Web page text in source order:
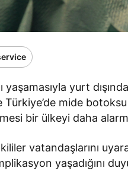
yaşamasıyla yurt
mide
bir ülkeyi daha
vatandaşlarını
yaşadığını